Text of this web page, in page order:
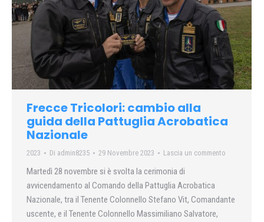
Frecce Tricolori: cambio alla
guida della Pattuglia Acrobatica
Nazionale
2023 Di admin8235 29 Novembre 2023 Lascia un commento
Martedì 28 novembre si è svolta la cerimonia di
avvicendamento al Comando della Pattuglia Acrobatica
Nazionale, tra il Tenente Colonnello Stefano Vit, Comandante
uscente, e il Tenente Colonnello Massimiliano Salvatore,